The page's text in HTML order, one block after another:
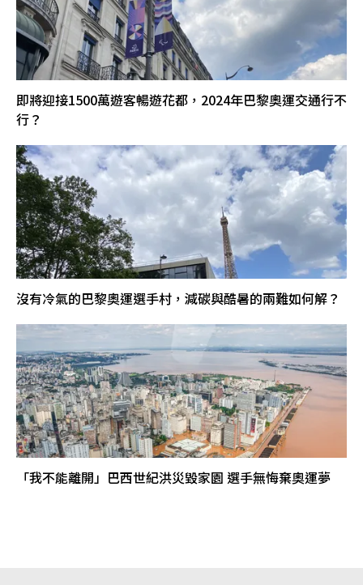
即將迎接1500萬遊客暢遊花都，2024年巴黎奧運交通行不
行？
沒有冷氣的巴黎奧運選手村，減碳與酷暑的兩難如何解？
「我不能離開」巴西世紀洪災毀家園 選手無悔棄奧運夢